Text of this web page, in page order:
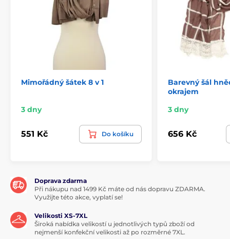
Mimořádný šátek 8 v 1
3 dny
551 Kč Do košíku
Barevný šál
okrajem
3 dny
656 Kč
Doprava zdarma
Při nákupu nad 1499 Kč máte od nás dopravu ZDARMA.
Využijte této akce, vyplatí se!
Velikosti XS-7XL
Široká nabídka velikostí u jednotlivých typů zboží od
nejmenší konfekční velikosti až po rozměrné 7XL.